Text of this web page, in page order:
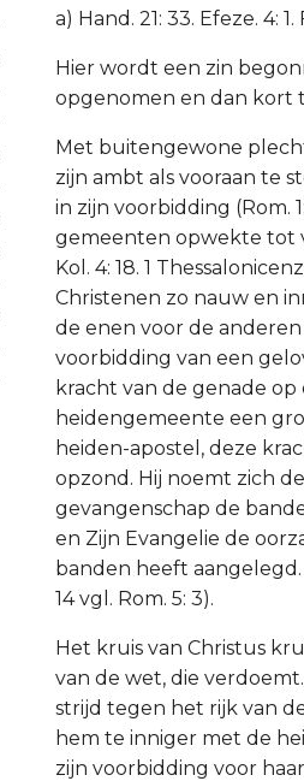
a) Hand. 21: 33. Efeze. 4: 1.
Hier wordt een zin
opgenomen en dan kort
Met buitengewone
zijn ambt als vooraan te
in zijn voorbidding (Rom.
gemeenten opwekte tot
Kol. 4: 18. 1
Christenen zo nauw en
de enen voor de
voorbidding van een
kracht van de genade
heidengemeente een
heiden-apostel, deze
opzond. Hij noemt zich
gevangenschap de
en Zijn Evangelie de
banden heeft aangelegd.
14 vgl. Rom. 5: 3).
Het kruis van Christus
van de wet, die
strijd tegen het rijk van
hem te inniger met de
zijn voorbidding voor